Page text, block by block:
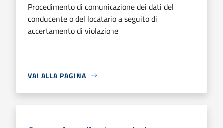
Procedimento di comunicazione dei dati del
conducente o del locatario a seguito di
accertamento di violazione
VAI ALLA PAGINA